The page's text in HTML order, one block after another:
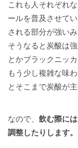
これも人それぞれ
ールを普及させて
される部分が強いみ
そうなると炭酸は
とかブラックニッ
もう少し複雑な味
とそこまで炭酸が
なので、 飲む際に
調整したりします。